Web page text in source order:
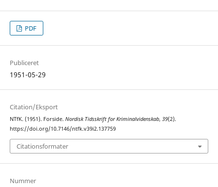
PDF
Publiceret
1951-05-29
Citation/Eksport
NTfK. (1951). Forside. Nordisk Tidsskrift for Kriminalvidenskab, 39(2).
https://doi.org/10.7146/ntfk.v39i2.137759
Citationsformater
Nummer